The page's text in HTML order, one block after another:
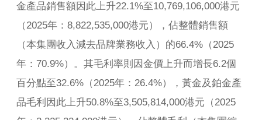
金產品銷售額因此上升22.1%至10,769,106,000港元
（2025年：8,822,535,000港元），佔整體銷售額
（本集團收入減去品牌業務收入）的66.4%（2025
年：70.9%）。其毛利率則因金價上升而增長6.2個
百分點至32.6%（2025年：26.4%），黃金及鉑金產
品毛利因此上升50.8%至3,505,814,000港元（2025